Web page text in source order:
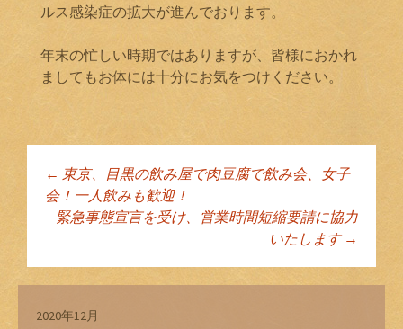
ルス感染症の拡大が進んでおります。
年末の忙しい時期ではありますが、皆様におかれ
ましてもお体には十分にお気をつけください。
投稿ナビゲーショ
ン
← 東京、目黒の飲み屋で肉豆腐で飲み会、女子
会！一人飲みも歓迎！
緊急事態宣言を受け、営業時間短縮要請に協力
いたします →
2020年12月